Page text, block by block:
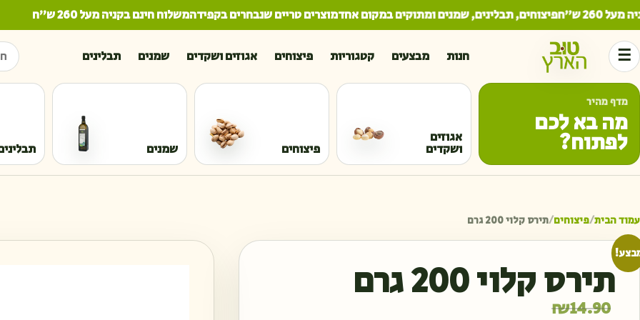
ש"ח פיצוחים, תבלינים, שמנים ומתוקים במקום אחדמוצרים טריים שנבחרים בקפידהמשלוח חינם בקניה מעל 260 ש"ח
☰ חנות מבצעים קטגוריות פיצוחים אגוזים ושקדים שמנים תבלינים
מדף מהיר
מה בא לכם
לפתוח? אגוזים
ושקדים פיצוחים שמנים
עמוד הבית/פיצוחים/תירס קלוי 200 גרם
תירס קלוי 200 גרם
₪14.90